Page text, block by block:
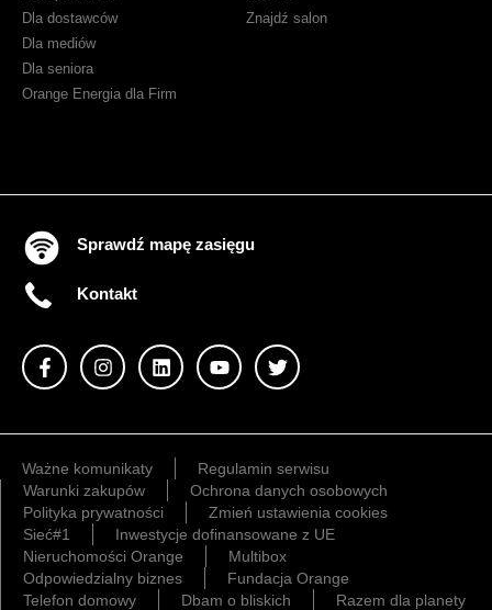
Dla dostawców
Dla mediów
Dla seniora
Orange Energia dla Firm
Znajdź salon
Sprawdź mapę zasięgu
Kontakt
Ważne komunikaty
Regulamin serwisu
Warunki zakupów
Ochrona danych osobowych
Polityka prywatności
Zmień ustawienia cookies
Sieć#1
Inwestycje dofinansowane z UE
Nieruchomości Orange
Multibox
Odpowiedzialny biznes
Fundacja Orange
Telefon domowy
Dbam o bliskich Razem dla planety